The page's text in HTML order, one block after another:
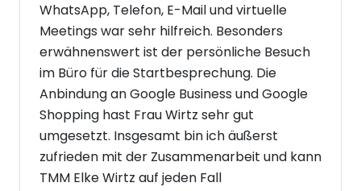
WhatsApp, Telefon, E-Mail und virtuelle
Meetings war sehr hilfreich. Besonders
erwähnenswert ist der persönliche Besuch
im Büro für die Startbesprechung. Die
Anbindung an Google Business und Google
Shopping hast Frau Wirtz sehr gut
umgesetzt. Insgesamt bin ich äußerst
zufrieden mit der Zusammenarbeit und kann
TMM Elke Wirtz auf jeden Fall